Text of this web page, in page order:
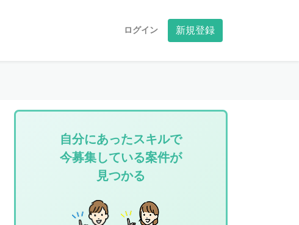
ログイン 新規登録
自分にあったスキルで
今募集している案件が
見つかる